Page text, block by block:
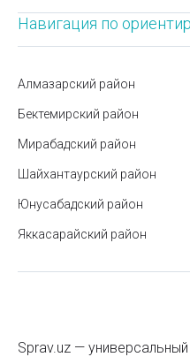
Значки на посуде:
Где отшлифовать экран
Виды огнетушителей и
Как часто нужно
Маркировка моторных
изменения и онлайн-
Станция метро Миллий
Навигация по
Алмазарский район
Бектемирский район
Мирабадский район
Шайхантаурский район
Юнусабадский район
Яккасарайский район
Sprav.uz —